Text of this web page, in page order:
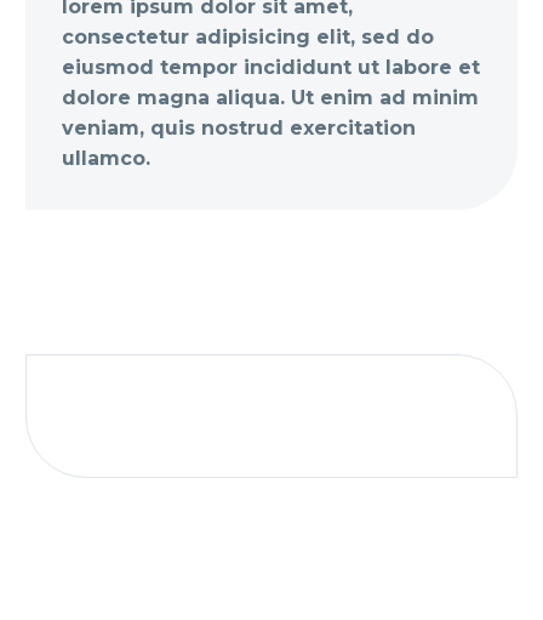
lorem ipsum dolor sit amet,
consectetur adipisicing elit, sed do
eiusmod tempor incididunt ut labore et
dolore magna aliqua. Ut enim ad minim
veniam, quis nostrud exercitation
ullamco.